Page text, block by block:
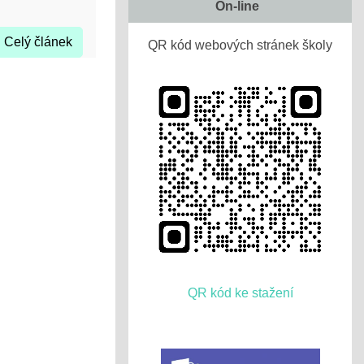
Celý článek
On-line
QR kód webových stránek školy
QR kód ke stažení